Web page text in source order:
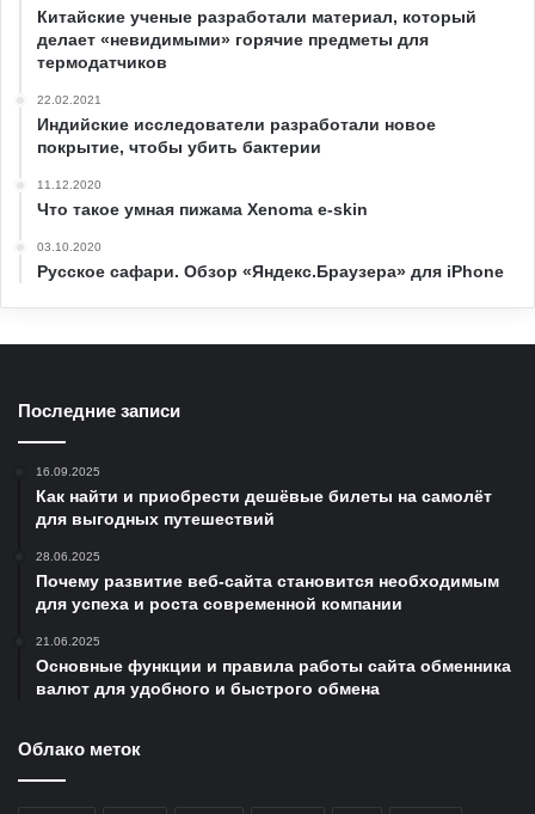
Китайские ученые разработали материал, который
делает «невидимыми» горячие предметы для
термодатчиков
22.02.2021
Индийские исследователи разработали новое
покрытие, чтобы убить бактерии
11.12.2020
Что такое умная пижама Xenoma e-skin
03.10.2020
Русское сафари. Обзор «Яндекс.Браузера» для iPhone
Последние записи
16.09.2025
Как найти и приобрести дешёвые билеты на самолёт
для выгодных путешествий
28.06.2025
Почему развитие веб-сайта становится необходимым
для успеха и роста современной компании
21.06.2025
Основные функции и правила работы сайта обменника
валют для удобного и быстрого обмена
Облако меток